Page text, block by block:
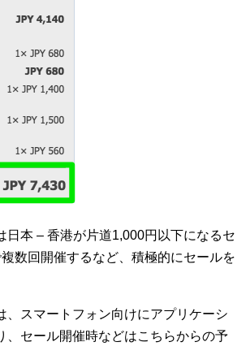
日本 – 香港が片道1,000円以下になるセ
数回開催するなど、積極的にセールを
、スマートフォン向けにアプリケーシ
、セール開催時などはこちらからの予